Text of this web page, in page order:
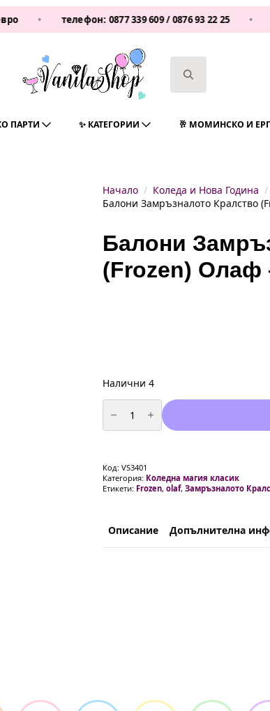
• телефон:0877 339 609/0876 93 22 25 •
ПАРТИ ✨ КАТЕГОРИИ 🥂 МОМИНСКО И
Начало Коледа и Нова Година
Балони Замръзналото Кралство
Балони
(Frozen) Олаф
Налични 4
количество
за
Балони
Замръзналото
Олаф
-
5
броя
Код: VS3401
Категория: Коледна магия класик
Етикети: Frozen, olaf, Замръзналото
Описание Допълнителна